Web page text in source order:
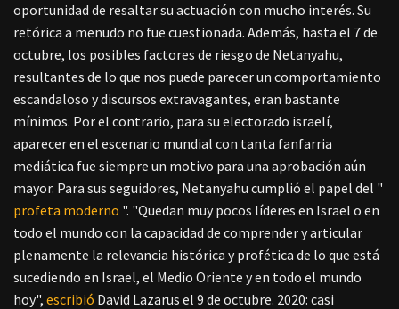
oportunidad de resaltar su actuación con mucho interés. Su
retórica a menudo no fue cuestionada. Además, hasta el 7 de
octubre, los posibles factores de riesgo de Netanyahu,
resultantes de lo que nos puede parecer un comportamiento
escandaloso y discursos extravagantes, eran bastante
mínimos. Por el contrario, para su electorado israelí,
aparecer en el escenario mundial con tanta fanfarria
mediática fue siempre un motivo para una aprobación aún
mayor. Para sus seguidores, Netanyahu cumplió el papel del "
profeta moderno ". "Quedan muy pocos líderes en Israel o en
todo el mundo con la capacidad de comprender y articular
plenamente la relevancia histórica y profética de lo que está
sucediendo en Israel, el Medio Oriente y en todo el mundo
hoy", escribió David Lazarus el 9 de octubre. 2020: casi